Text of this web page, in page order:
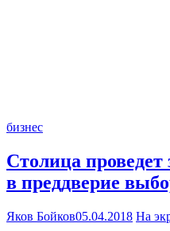
бизнес
Столица
в преддверие
Яков Бойков05.04.2018 На